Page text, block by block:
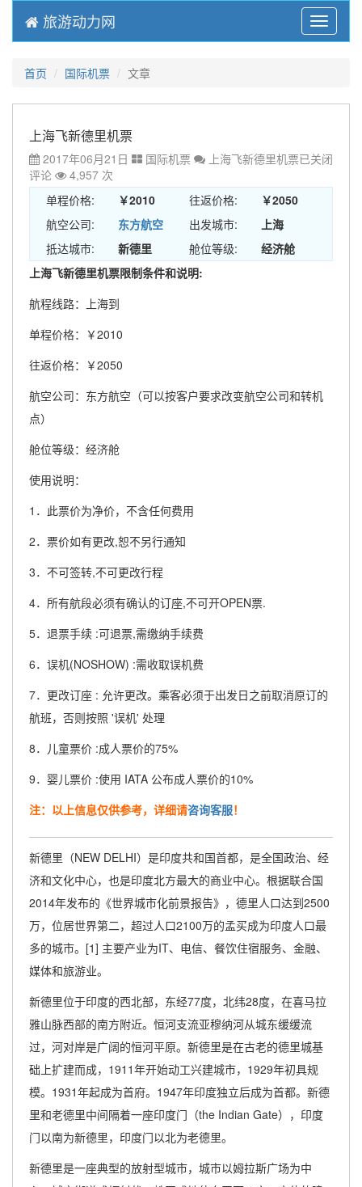
Menu
旅游动力网
首页 国际机票 文章
上海飞新德里机票
2017年06月21日 国际机票 上海飞新德里机票已关闭
评论
4,957 次
单程价格:
￥2010 往返价格:
￥2050
航空公司:
东方航空 出发城市:
上海
抵达城市:
新德里 舱位等级:
经济舱
上海飞新德里机票限制条件和说明:
航程线路：上海到
单程价格：￥2010
往返价格：￥2050
航空公司：东方航空（可以按客户要求改变航空公司和转机
点）
舱位等级：经济舱
使用说明：
1．此票价为净价，不含任何费用
2．票价如有更改,恕不另行通知
3．不可签转,不可更改行程
4．所有航段必须有确认的订座,不可开OPEN票.
5．退票手续 :可退票,需缴纳手续费
6．误机(NOSHOW) :需收取误机费
7．更改订座 : 允许更改。乘客必须于出发日之前取消原订的
航班，否则按照 '误机' 处理
8．儿童票价 :成人票价的75%
9．婴儿票价 :使用 IATA 公布成人票价的10%
注：以上信息仅供参考，详细请咨询客服！
新德里（NEW DELHI）是印度共和国首都，是全国政治、经
济和文化中心，也是印度北方最大的商业中心。根据联合国
2014年发布的《世界城市化前景报告》，德里人口达到2500
万，位居世界第二，超过人口2100万的孟买成为印度人口最
多的城市。[1] 主要产业为IT、电信、餐饮住宿服务、金融、
媒体和旅游业。
新德里位于印度的西北部，东经77度，北纬28度，在喜马拉
雅山脉西部的南方附近。恒河支流亚穆纳河从城东缓缓流
过，河对岸是广阔的恒河平原。新德里是在古老的德里城基
础上扩建而成，1911年开始动工兴建城市，1929年初具规
模。1931年起成为首府。1947年印度独立后成为首都。新德
里和老德里中间隔着一座印度门（the Indian Gate），印度
门以南为新德里，印度门以北为老德里。
新德里是一座典型的放射型城市，城市以姆拉斯广场为中